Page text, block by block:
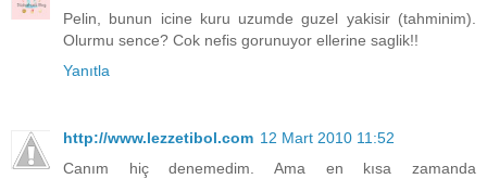
Pelin, bunun icine kuru uzumde guzel yakisir (tahminim).
Olurmu sence? Cok nefis gorunuyor ellerine saglik!!
Yanıtla
http://www.lezzetibol.com 12 Mart 2010 11:52
Canım hiç denemedim. Ama en kısa zamanda